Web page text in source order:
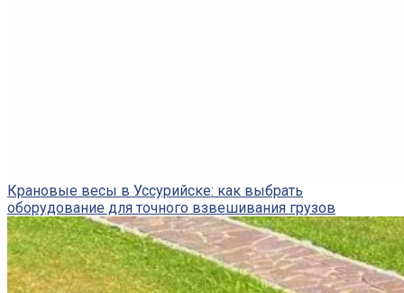
Крановые весы в Уссурийске: как выбрать
оборудование для точного взвешивания грузов